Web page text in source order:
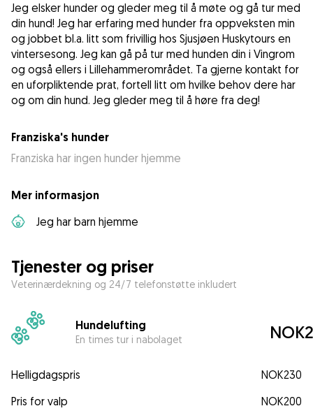
Jeg elsker hunder og gleder meg til å møte og gå tur med
din hund! Jeg har erfaring med hunder fra oppveksten min
og jobbet bl.a. litt som frivillig hos Sjusjøen Huskytours en
vintersesong. Jeg kan gå på tur med hunden din i Vingrom
og også ellers i Lillehammerområdet. Ta gjerne kontakt for
en uforpliktende prat, fortell litt om hvilke behov dere har
og om din hund. Jeg gleder meg til å høre fra deg!
Franziska's hunder
Franziska har ingen hunder hjemme
Mer informasjon
Jeg har barn hjemme
Tjenester og priser
Veterinærdekning og 24/7 telefonstøtte inkludert
Hundelufting
En times tur i nabolaget
Helligdagspris
NOK230
Pris for valp
NOK200